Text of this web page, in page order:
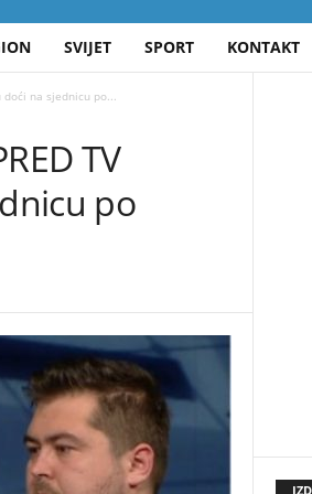
SVIJET SPORT KONTAKT
doći na sjednicu po...
TV
po